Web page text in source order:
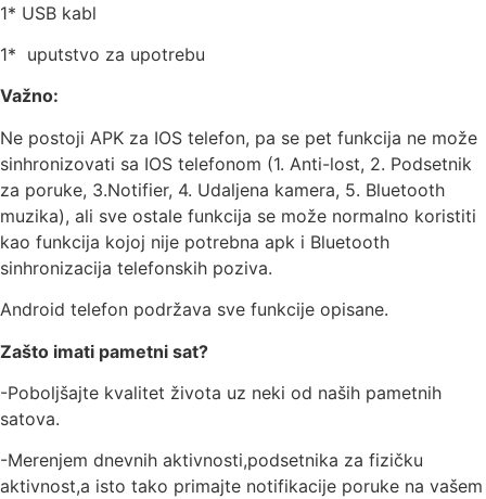
1* USB kabl
1* uputstvo za upotrebu
Važno:
Ne postoji APK za IOS telefon, pa se pet funkcija ne može
sinhronizovati sa IOS telefonom (1. Anti-lost, 2. Podsetnik
za poruke, 3.Notifier, 4. Udaljena kamera, 5. Bluetooth
muzika), ali sve ostale funkcija se može normalno koristiti
kao funkcija kojoj nije potrebna apk i Bluetooth
sinhronizacija telefonskih poziva.
Android telefon podržava sve funkcije opisane.
Zašto imati pametni sat?
-Poboljšajte kvalitet života uz neki od naših pametnih
satova.
-Merenjem dnevnih aktivnosti,podsetnika za fizičku
aktivnost,a isto tako primajte notifikacije poruke na vašem